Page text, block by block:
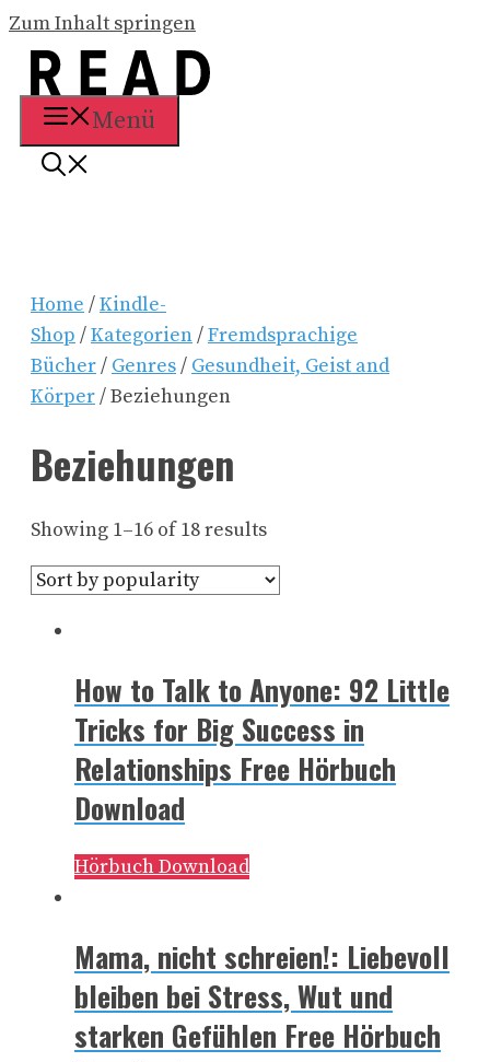
Zum Inhalt springen
Menü
Home /Kindle-
Shop /Kategorien/Fremdsprachige
Bücher/ Genres/ Gesundheit, Geist and
Körper/ Beziehungen
Beziehungen
Showing 1–16 of 18 results
How to Talk to Anyone: 92 Little
Tricks for Big Success in
Relationships Free Hörbuch
Download
Hörbuch Download
Mama, nicht schreien!: Liebevoll
bleiben bei Stress, Wut und
starken Gefühlen Free Hörbuch